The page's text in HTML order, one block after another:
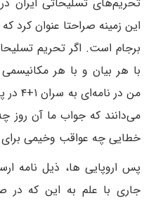
این زمینه صراحتا عنوان کرد
برجام است. اگر تحریم
با هر بیان و با هر
من در
می‌دانند که جواب ما آن روز
خطایی چه عواقب وخیمی برای
پس اروپایی ها، ذیل نامه
جاری با علم به این که در